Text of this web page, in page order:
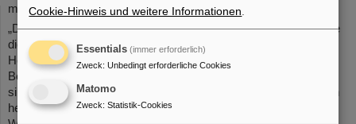
machen.
„Der Besuch von Martin Keller ist eine hervorragende Grundlage
die enge Zusammenarbeit zwischen GSI/FAIR und der
Helmholtz-Gemeinschaft weiter zu vertiefen. Unsere
Beschleunigeranlagen, Experimente und der Aufbau von FAIR
sind ein internationales Gemeinschaftsprojekt – und zugleich ein
hervorragendes Umfeld, in dem wir talentierte junge
Cookie-Hinweis und weitere Informationen
Essentials (immer erforderlich)
Zweck: Unbedingt erforderliche Cookies
Matomo
Zweck: Statistik-Cookies